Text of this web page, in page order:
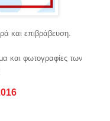
και επιβράβευση.
και φωτογραφίες των